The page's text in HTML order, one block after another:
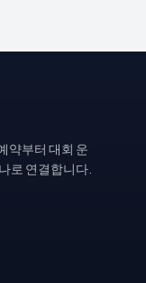
약부터 대회 운
로 연결합니다.